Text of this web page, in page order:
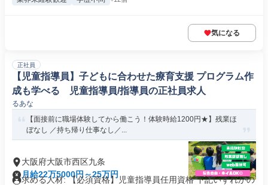
気になる
正社員
【児童指導員】子どもに合わせた療育支援 プログラム作
成も学べる 児童指導員/指導員の正社員求人
るあな
【面接前に職場体験してから働こう！体験時給1200円★】残業ほ
ぼなし ／持ち帰り仕事なし／...
大阪府大阪市西区九条
月給22万5000円～25万円
求める人材: 【必須資格】児童指導員任用資格 下記いずれかの